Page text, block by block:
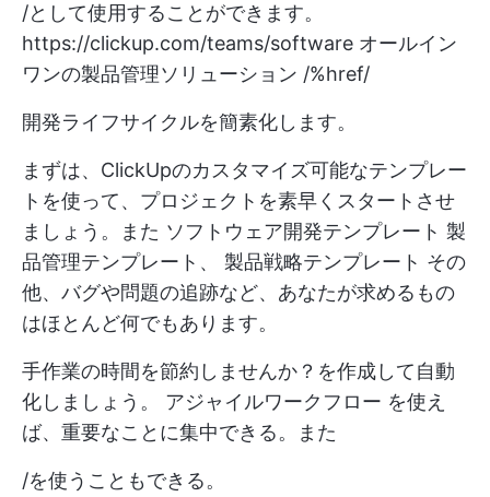
/として使用することができます。
https://clickup.com/teams/software オールイン
ワンの製品管理ソリューション /%href/
開発ライフサイクルを簡素化します。
まずは、ClickUpのカスタマイズ可能なテンプレー
トを使って、プロジェクトを素早くスタートさせ
ましょう。また ソフトウェア開発テンプレート 製
品管理テンプレート、 製品戦略テンプレート その
他、バグや問題の追跡など、あなたが求めるもの
はほとんど何でもあります。
手作業の時間を節約しませんか？を作成して自動
化しましょう。 アジャイルワークフロー を使え
ば、重要なことに集中できる。また
/を使うこともできる。